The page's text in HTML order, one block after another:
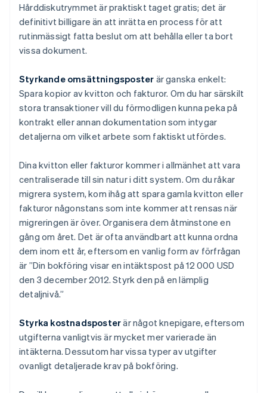
Hårddiskutrymmet är praktiskt taget gratis; det är
definitivt billigare än att inrätta en process för att
rutinmässigt fatta beslut om att behålla eller ta bort
vissa dokument.
Styrkande omsättningsposter är ganska enkelt:
Spara kopior av kvitton och fakturor. Om du har särskilt
stora transaktioner vill du förmodligen kunna peka på
kontrakt eller annan dokumentation som intygar
detaljerna om vilket arbete som faktiskt utfördes.
Dina kvitton eller fakturor kommer i allmänhet att vara
centraliserade till sin natur i ditt system. Om du råkar
migrera system, kom ihåg att spara gamla kvitton eller
fakturor någonstans som inte kommer att rensas när
migreringen är över. Organisera dem åtminstone en
gång om året. Det är ofta användbart att kunna ordna
dem inom ett år, eftersom en vanlig form av förfrågan
är ”Din bokföring visar en intäktspost på 12 000 USD
den 3 december 2012. Styrk den på en lämplig
detaljnivå.”
Styrka kostnadsposterär något knepigare, eftersom
utgifterna vanligtvis är mycket mer varierade än
intäkterna. Dessutom har vissa typer av utgifter
ovanligt detaljerade krav på bokföring.